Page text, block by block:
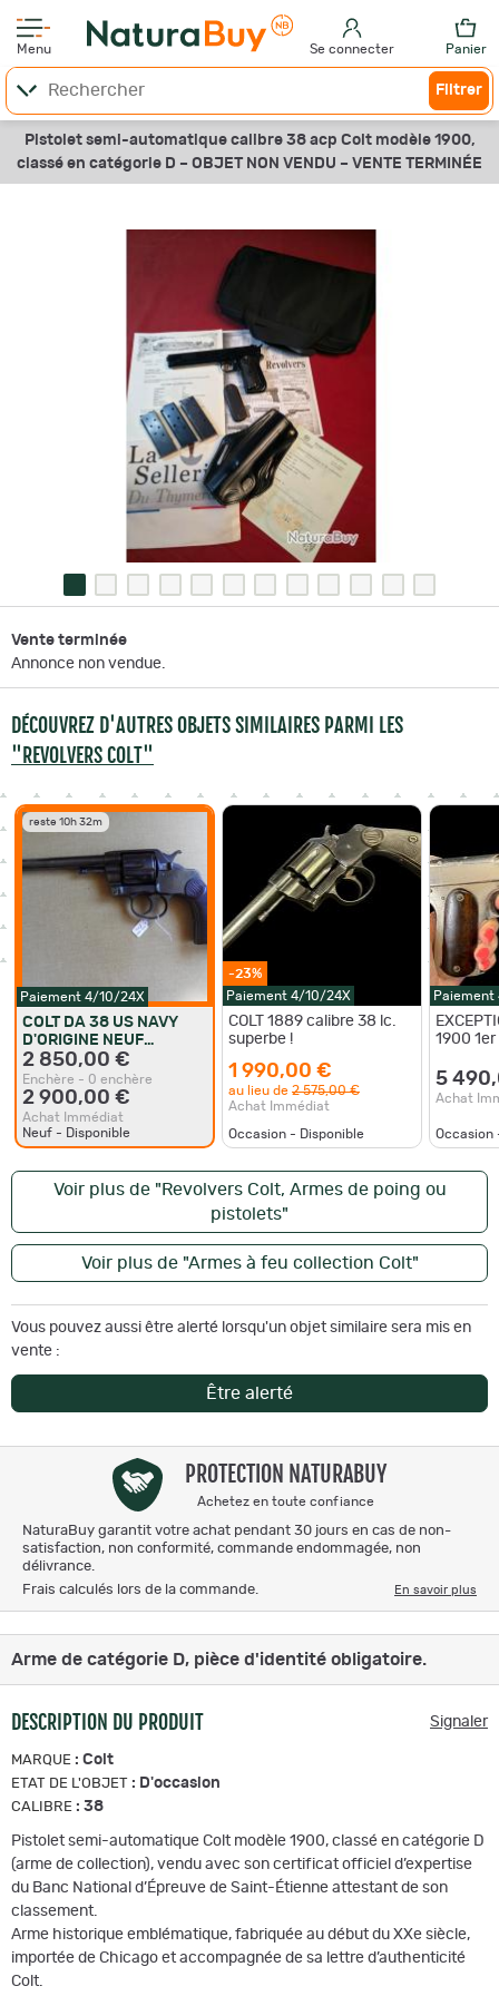
Menu Se connecter Panier
Filtrer
Pistolet semi-automatique calibre 38 acp Colt modèle 1900,
classé en catégorie D – OBJET NON VENDU – VENTE TERMINÉE
Vente terminée
Annonce non vendue.
DÉCOUVREZ D'AUTRES OBJETS SIMILAIRES PARMI LES
"REVOLVERS COLT"
reste 10h 32m
Paiement 4/10/24X
COLT DA 38 US NAVY
D'ORIGINE NEUF
////////////////////////// BAISSE
DU PRIX ////////////////////
2 850,00 €
Enchère - 0 enchère
2 900,00 €
Achat Immédiat
Neuf - Disponible
-23%
Paiement 4/10/24X
COLT 1889 calibre 38 lc.
superbe !
1 990,00 €
au lieu de 2 575,00 €
Achat Immédiat
Occasion - Disponible
1900
2089
5
Achat
Occasion
Voir plus de "Revolvers Colt, Armes de poing ou
pistolets"
Voir plus de "Armes à feu collection Colt"
Vous pouvez aussi être alerté lorsqu'un objet similaire sera mis en
vente :
Être alerté
PROTECTION NATURABUY
Achetez en toute confiance
NaturaBuy garantit votre achat pendant 30 jours en cas de non-
satisfaction, non conformité, commande endommagée, non
délivrance.
Frais calculés lors de la commande.
En savoir plus
Arme de catégorie D, pièce d'identité obligatoire.
DESCRIPTION DU PRODUIT Signaler
MARQUE : Colt
ETAT DE L'OBJET : D'occasion
CALIBRE : 38
Pistolet semi-automatique Colt modèle 1900, classé en catégorie D
(arme de collection), vendu avec son certificat officiel d’expertise
du Banc National d’Épreuve de Saint-Étienne attestant de son
classement.
Arme historique emblématique, fabriquée au début du XXe siècle,
importée de Chicago et accompagnée de sa lettre d’authenticité
Colt.